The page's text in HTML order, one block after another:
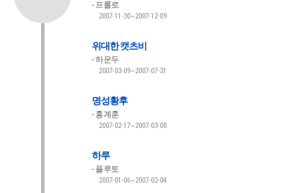
프롤로
2007-11-30~2007-12-09
위대한 캣츠비
하운두
2007-03-09~2007-07-31
명성황후
홍계훈
2007-02-17~2007-03-08
하루
플루토
2007-01-06~2007-02-04